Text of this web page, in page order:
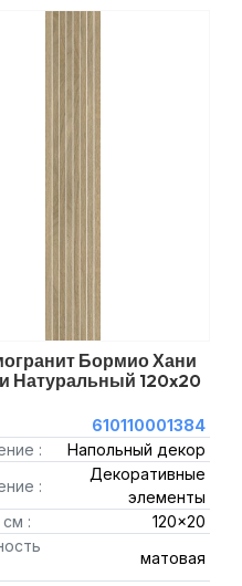
Бормио Хани
Натуральный 120x20
610110001384
:
Напольный декор
:
Декоративные
элементы
:
120x20
матовая